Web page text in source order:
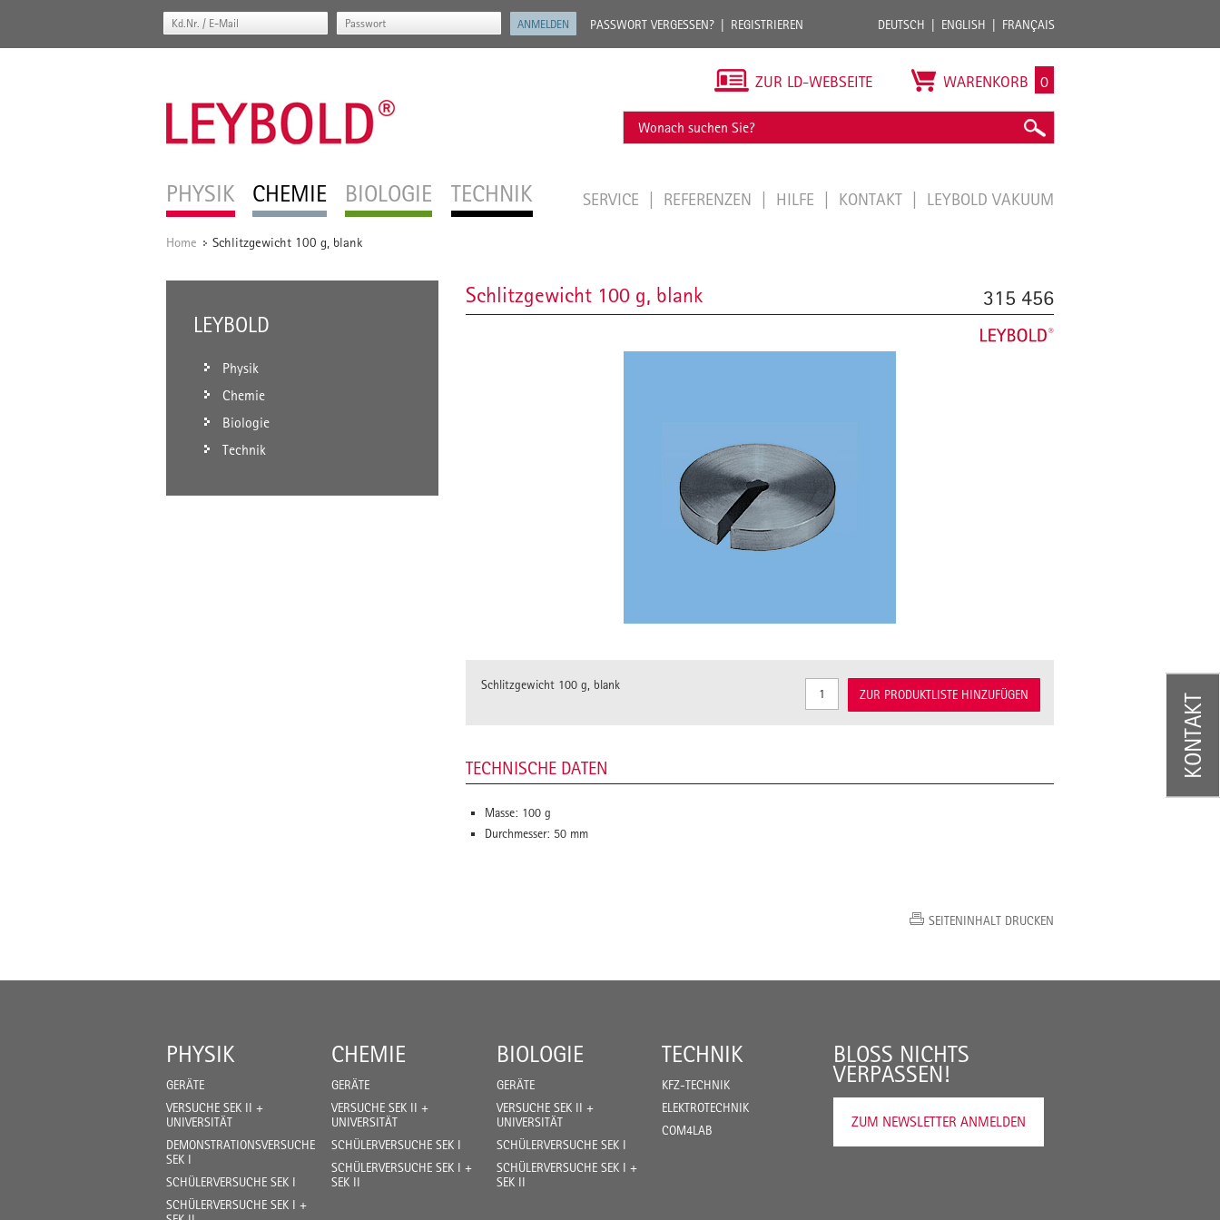
PASSWORT VERGESSEN? REGISTRIEREN DEUTSCH ENGLISH FRANÇAIS
PHYSIK CHEMIE BIOLOGIE TECHNIK
ZUR LD-WEBSEITE WARENKORB 0
SERVICE REFERENZEN HILFE KONTAKT LEYBOLD VAKUUM
Home / Schlitzgewicht 100 g, blank
LEYBOLD
Physik
Chemie
Biologie
Technik
Schlitzgewicht 100 g, blank 315 456
Schlitzgewicht 100 g, blank
ZUR PRODUKTLISTE HINZUFÜGEN
TECHNISCHE DATEN
Masse: 100 g
Durchmesser: 50 mm
SEITENINHALT DRUCKEN
PHYSIK
GERÄTE
VERSUCHE SEK II +
UNIVERSITÄT
DEMONSTRATIONSVERSUCHE
SEK I
SCHÜLERVERSUCHE SEK I
SCHÜLERVERSUCHE SEK I +
CHEMIE
GERÄTE
VERSUCHE SEK II +
UNIVERSITÄT
SCHÜLERVERSUCHE SEK I
SCHÜLERVERSUCHE SEK I +
SEK II
BIOLOGIE
GERÄTE
VERSUCHE SEK II +
UNIVERSITÄT
SCHÜLERVERSUCHE SEK I
SCHÜLERVERSUCHE SEK I +
SEK II
TECHNIK
KFZ-TECHNIK
ELEKTROTECHNIK
COM4LAB
BLOSS NICHTS V
ERPASSEN!
ZUM NEWSLETTER ANMELDEN
KONTAKT